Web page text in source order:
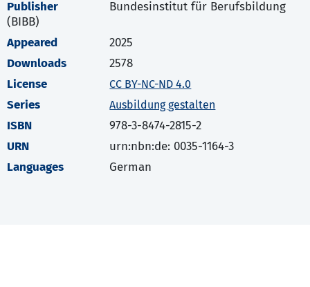
Publisher
Bundesinstitut für Berufsbildung
(BIBB)
Appeared
2025
Downloads
2578
License
CC BY-NC-ND 4.0
Series Ausbildung gestalten
ISBN
978-3-8474-2815-2
URN
urn:nbn:de: 0035-1164-3
Languages
German